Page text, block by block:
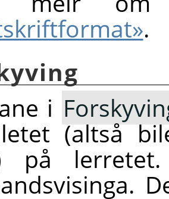
.
i
(altså
på